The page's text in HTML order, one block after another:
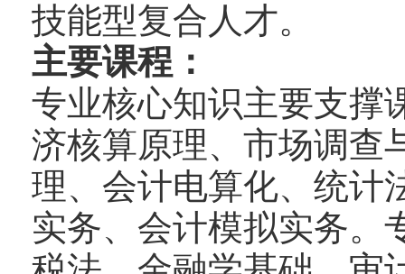
技能型复合人才。
主要课程：
专业核心知识主要支撑
济核算原理、市场调查
理、会计电算化、统计
实务、会计模拟实务。